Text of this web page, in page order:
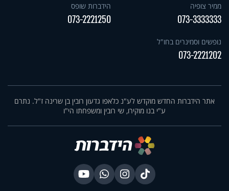
ממיר צופיה
073-3333333
הידברות שופס
073-2221250
נופשים וסמינרים בחו"ל
073-2221202
אתר הידברות החדש מוקדש לע"נ כלאפו גדעון רובין בן שרינה ז"ל. נתרם
ע"י בנו מוקירו, שי רובין ומשפחתו הי"ו